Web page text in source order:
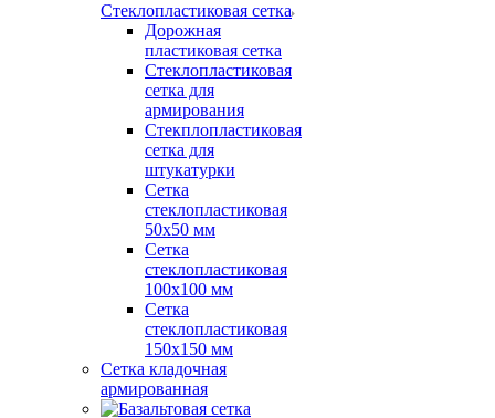
Стеклопластиковая сетка
Дорожная
пластиковая сетка
Стеклопластиковая
сетка для
армирования
Стекплопластиковая
сетка для
штукатурки
Сетка
стеклопластиковая
50x50 мм
Сетка
стеклопластиковая
100x100 мм
Сетка
стеклопластиковая
150x150 мм
Сетка кладочная
армированная